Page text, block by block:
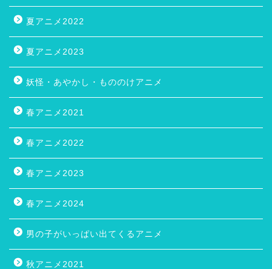
夏アニメ2022
夏アニメ2023
妖怪・あやかし・もののけアニメ
春アニメ2021
春アニメ2022
春アニメ2023
春アニメ2024
男の子がいっぱい出てくるアニメ
秋アニメ2021